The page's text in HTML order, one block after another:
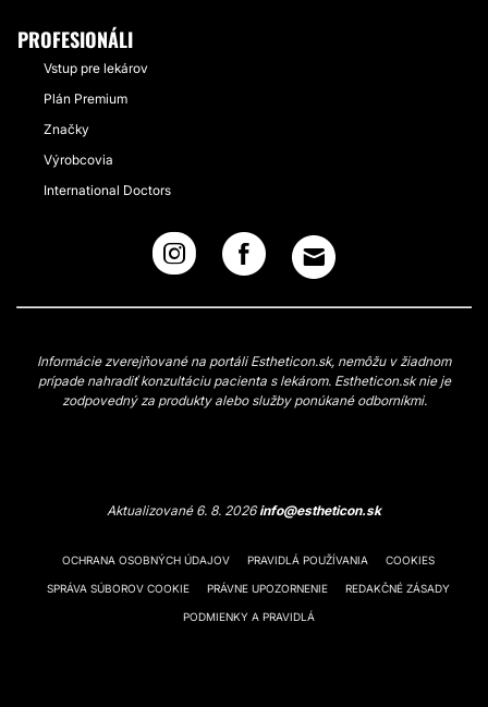
PROFESIONÁLI
Vstup pre lekárov
Plán Premium
Značky
Výrobcovia
International Doctors
Informácie zverejňované na portáli Estheticon.sk, nemôžu v žiadnom
prípade nahradiť konzultáciu pacienta s lekárom. Estheticon.sk nie je
zodpovedný za produkty alebo služby ponúkané odborníkmi.
Aktualizované 6. 8. 2026info@estheticon.sk
OCHRANA OSOBNÝCH ÚDAJOV PRAVIDLÁ POUŽÍVANIA COOKIES
SPRÁVA SÚBOROV COOKIE PRÁVNE UPOZORNENIE REDAKČNÉ ZÁSADY
PODMIENKY A PRAVIDLÁ